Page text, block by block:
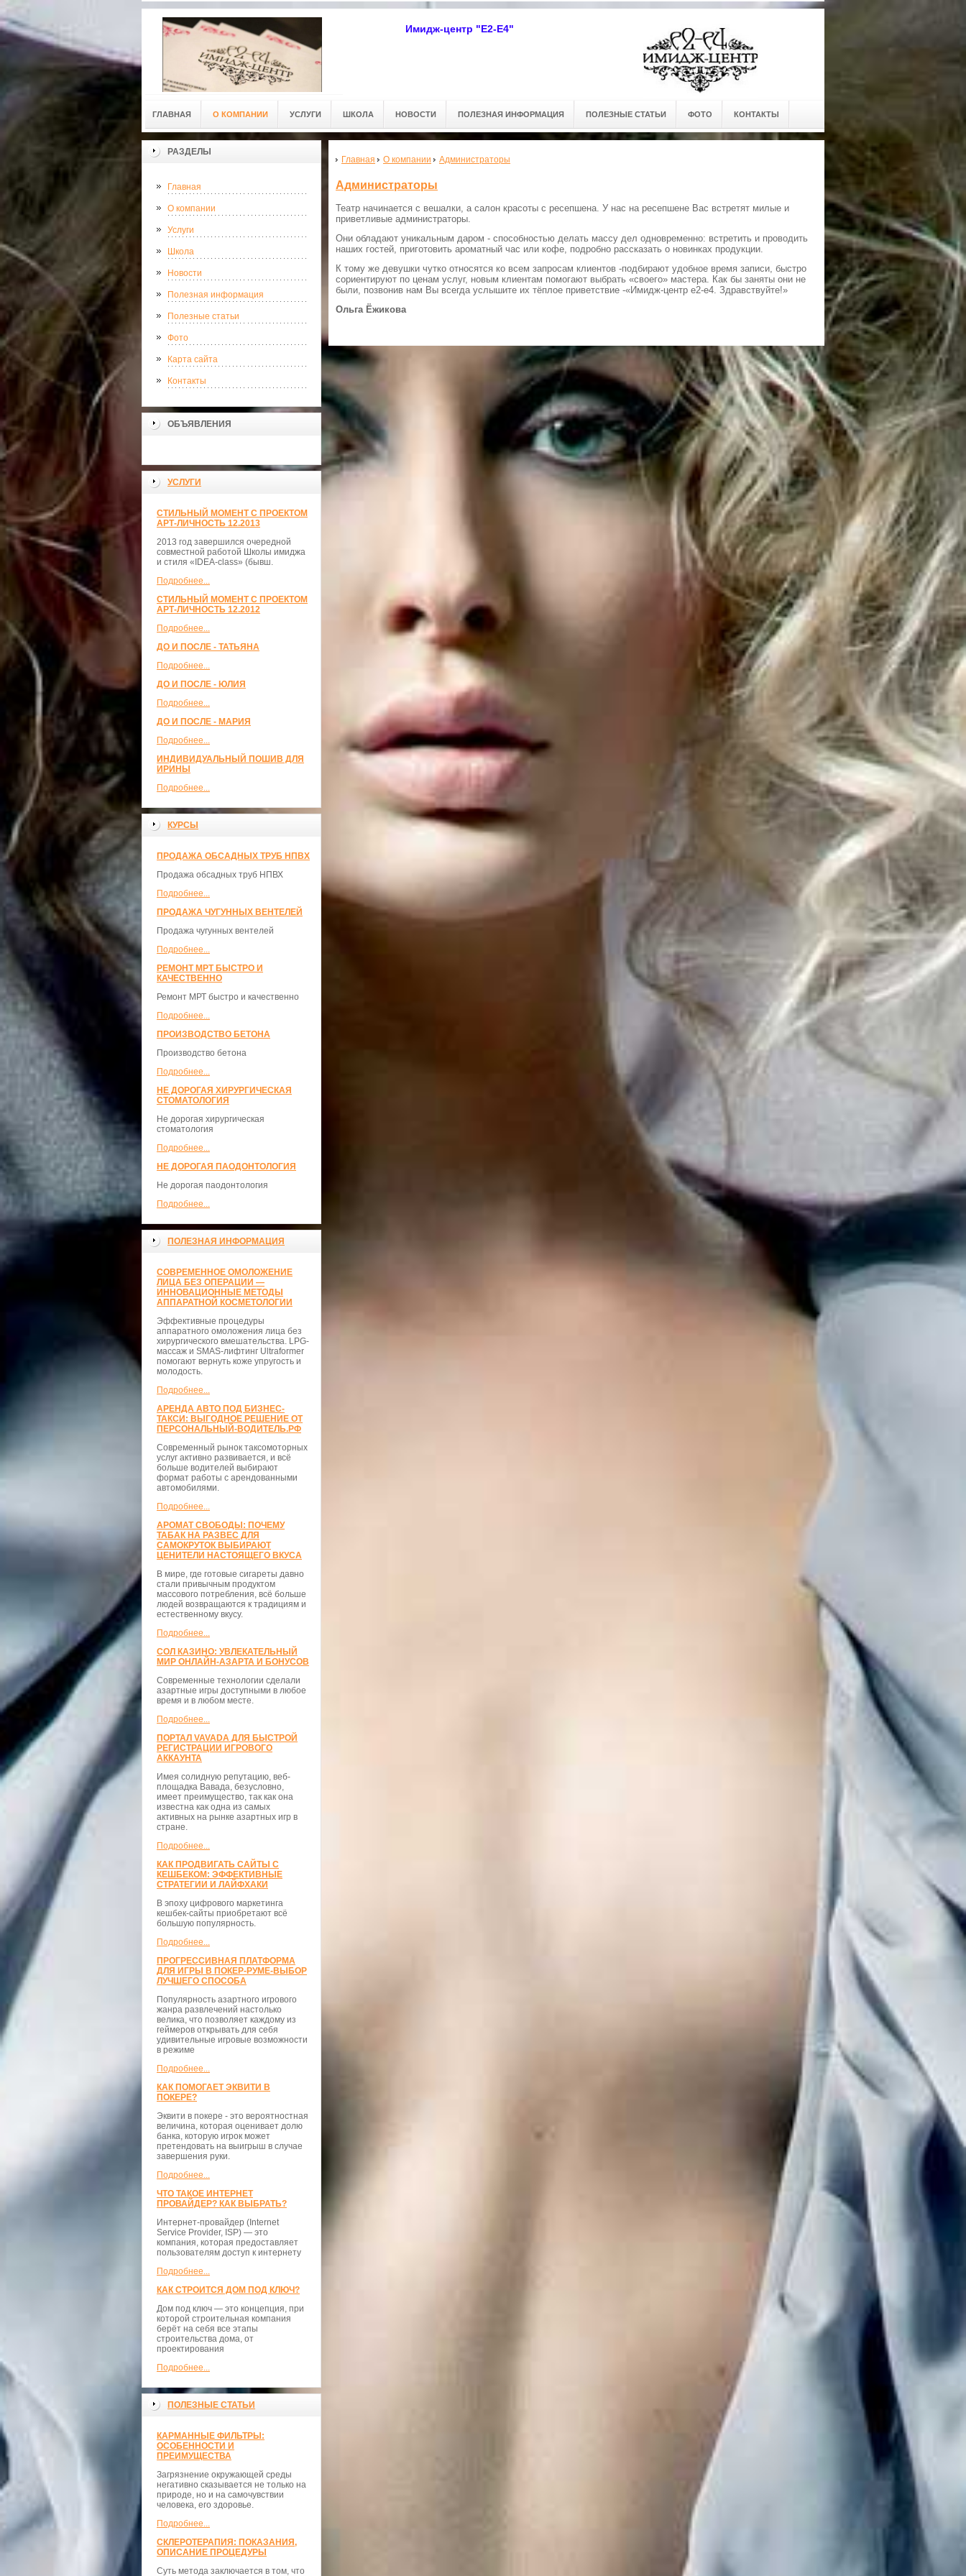
Имидж-центр "Е2-Е4"
ГЛАВНАЯ О КОМПАНИИ УСЛУГИ ШКОЛА НОВОСТИ ПОЛЕЗНАЯ ИНФОРМАЦИЯ ПОЛЕЗНЫЕ СТАТЬИ ФОТО КОНТАКТЫ
РАЗДЕЛЫ
Главная
О компании
Услуги
Школа
Новости
Полезная информация
Полезные статьи
Фото
Карта сайта
Контакты
ОБЪЯВЛЕНИЯ
УСЛУГИ
СТИЛЬНЫЙ МОМЕНТ С ПРОЕКТОМ
АРТ-ЛИЧНОСТЬ 12.2013
2013 год завершился очередной
совместной работой Школы имиджа
и стиля «IDEA-class» (бывш.
Подробнее...
СТИЛЬНЫЙ МОМЕНТ С ПРОЕКТОМ
АРТ-ЛИЧНОСТЬ 12.2012
Подробнее...
ДО И ПОСЛЕ - ТАТЬЯНА
Подробнее...
ДО И ПОСЛЕ - ЮЛИЯ
Подробнее...
ДО И ПОСЛЕ - МАРИЯ
Подробнее...
ИНДИВИДУАЛЬНЫЙ ПОШИВ ДЛЯ
ИРИНЫ
Подробнее...
КУРСЫ
ПРОДАЖА ОБСАДНЫХ ТРУБ НПВХ
Продажа обсадных труб НПВХ
Подробнее...
ПРОДАЖА ЧУГУННЫХ ВЕНТЕЛЕЙ
Продажа чугунных вентелей
Подробнее...
РЕМОНТ МРТ БЫСТРО И
КАЧЕСТВЕННО
Ремонт МРТ быстро и качественно
Подробнее...
ПРОИЗВОДСТВО БЕТОНА
Производство бетона
Подробнее...
НЕ ДОРОГАЯ ХИРУРГИЧЕСКАЯ
СТОМАТОЛОГИЯ
Не дорогая хирургическая
стоматология
Подробнее...
НЕ ДОРОГАЯ ПАОДОНТОЛОГИЯ
Не дорогая паодонтология
Подробнее...
ПОЛЕЗНАЯ ИНФОРМАЦИЯ
СОВРЕМЕННОЕ ОМОЛОЖЕНИЕ
ЛИЦА БЕЗ ОПЕРАЦИИ —
ИННОВАЦИОННЫЕ МЕТОДЫ
АППАРАТНОЙ КОСМЕТОЛОГИИ
Эффективные процедуры
аппаратного омоложения лица без
хирургического вмешательства. LPG-
массаж и SMAS-лифтинг Ultraformer
помогают вернуть коже упругость и
молодость.
Подробнее...
АРЕНДА АВТО ПОД БИЗНЕС-
ТАКСИ: ВЫГОДНОЕ РЕШЕНИЕ ОТ
ПЕРСОНАЛЬНЫЙ-ВОДИТЕЛЬ.РФ
Современный рынок таксомоторных
услуг активно развивается, и всё
больше водителей выбирают
формат работы с арендованными
автомобилями.
Подробнее...
АРОМАТ СВОБОДЫ: ПОЧЕМУ
ТАБАК НА РАЗВЕС ДЛЯ
САМОКРУТОК ВЫБИРАЮТ
ЦЕНИТЕЛИ НАСТОЯЩЕГО ВКУСА
В мире, где готовые сигареты давно
стали привычным продуктом
массового потребления, всё больше
людей возвращаются к традициям и
естественному вкусу.
Подробнее...
СОЛ КАЗИНО: УВЛЕКАТЕЛЬНЫЙ
МИР ОНЛАЙН-АЗАРТА И БОНУСОВ
Современные технологии сделали
азартные игры доступными в любое
время и в любом месте.
Подробнее...
ПОРТАЛ VAVADA ДЛЯ БЫСТРОЙ
РЕГИСТРАЦИИ ИГРОВОГО
АККАУНТА
Имея солидную репутацию, веб-
площадка Вавада, безусловно,
имеет преимущество, так как она
известна как одна из самых
активных на рынке азартных игр в
стране.
Подробнее...
КАК ПРОДВИГАТЬ САЙТЫ С
КЕШБЕКОМ: ЭФФЕКТИВНЫЕ
СТРАТЕГИИ И ЛАЙФХАКИ
В эпоху цифрового маркетинга
кешбек-сайты приобретают всё
большую популярность.
Подробнее...
ПРОГРЕССИВНАЯ ПЛАТФОРМА
ДЛЯ ИГРЫ В ПОКЕР-РУМЕ-ВЫБОР
ЛУЧШЕГО СПОСОБА
Популярность азартного игрового
жанра развлечений настолько
велика, что позволяет каждому из
геймеров открывать для себя
удивительные игровые возможности
в режиме
Подробнее...
КАК ПОМОГАЕТ ЭКВИТИ В
ПОКЕРЕ?
Эквити в покере - это вероятностная
величина, которая оценивает долю
банка, которую игрок может
претендовать на выигрыш в случае
завершения руки.
Подробнее...
ЧТО ТАКОЕ ИНТЕРНЕТ
ПРОВАЙДЕР? КАК ВЫБРАТЬ?
Интернет-провайдер (Internet
Service Provider, ISP) — это
компания, которая предоставляет
пользователям доступ к интернету
Подробнее...
КАК СТРОИТСЯ ДОМ ПОД КЛЮЧ?
Дом под ключ — это концепция, при
которой строительная компания
берёт на себя все этапы
строительства дома, от
проектирования
Подробнее...
ПОЛЕЗНЫЕ СТАТЬИ
КАРМАННЫЕ ФИЛЬТРЫ:
ОСОБЕННОСТИ И
ПРЕИМУЩЕСТВА
Загрязнение окружающей среды
негативно сказывается не только на
природе, но и на самочувствии
человека, его здоровье.
Подробнее...
СКЛЕРОТЕРАПИЯ: ПОКАЗАНИЯ,
ОПИСАНИЕ ПРОЦЕДУРЫ
Суть метода заключается в том, что
Главная О компании Администраторы
Администраторы
Театр начинается с вешалки, а салон красоты с ресепшена. У нас на ресепшене Вас встретят милые и
приветливые администраторы.
Они обладают уникальным даром - способностью делать массу дел одновременно: встретить и проводить
наших гостей, приготовить ароматный час или кофе, подробно рассказать о новинках продукции.
К тому же девушки чутко относятся ко всем запросам клиентов -подбирают удобное время записи, быстро
сориентируют по ценам услуг, новым клиентам помогают выбрать «своего» мастера. Как бы заняты они не
были, позвонив нам Вы всегда услышите их тёплое приветствие -«Имидж-центр е2-е4. Здравствуйте!»
Ольга Ёжикова